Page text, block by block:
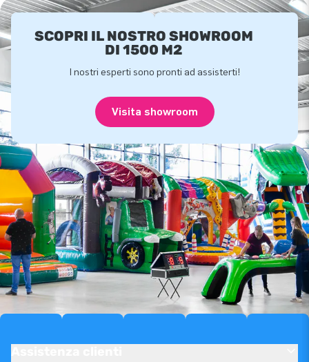
SCOPRI IL NOSTRO SHOWROOM
DI 1500 M2
I nostri esperti sono pronti ad assisterti!
Visita showroom